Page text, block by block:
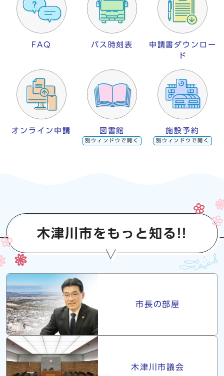
FAQ バス時刻表
申請書ダウンロー
ド
オンライン申請 図書館
別ウィンドウで開く
施設予約
別ウィンドウで開く
木津川市をもっと知る!!
市長・議会
市長の部屋
木津川市議会